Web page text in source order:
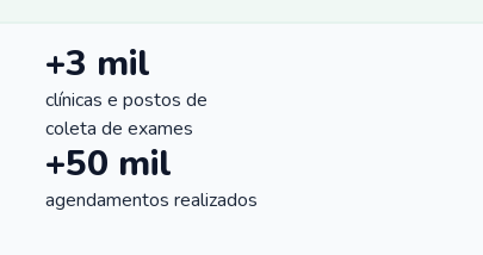
+3 mil
clínicas e postos de
coleta de exames
+50 mil
agendamentos realizados